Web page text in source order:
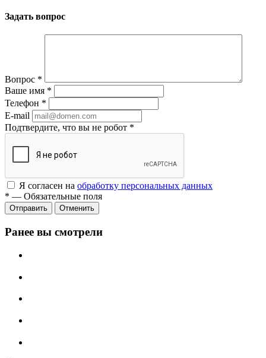
Задать вопрос
Вопрос *
Ваше имя *
Телефон *
E-mail
Подтвердите, что вы не робот *
Я согласен на обработку персональных данных
* — Обязательные поля
Отменить
Ранее вы смотрели